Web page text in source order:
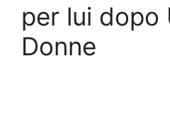
per lui dopo
Donne